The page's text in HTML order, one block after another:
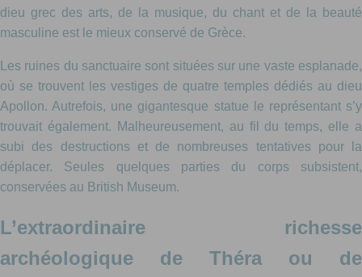
dieu grec des arts, de la musique, du chant et de la beauté
masculine est le mieux conservé de Grèce.
Les ruines du sanctuaire sont situées sur une vaste esplanade,
où se trouvent les vestiges de quatre temples dédiés au dieu
Apollon. Autrefois, une gigantesque statue le représentant s’y
trouvait également. Malheureusement, au fil du temps, elle a
subi des destructions et de nombreuses tentatives pour la
déplacer. Seules quelques parties du corps subsistent,
conservées au British Museum.
L’extraordinaire richesse
archéologique de Théra ou de